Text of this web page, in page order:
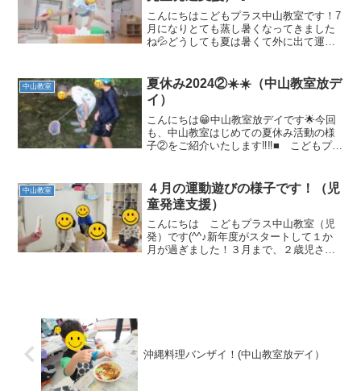
こんにちはこどもプラス中山教室です！7
月になりとても蒸し暑くなってきました
ね💦どうしても夏は暑くて外に出て運動
さん運動遊びをして体を動かしています
🏃後ろで順番を待ってい...
中山教室
夏休み2024②☀️☀️（中山教室放デ
イ）
こんにちは😁中山教室放デイです🌟今回
も、中山教室はじめての夏休み活動の様
子②をご紹介いたします‼️‼️■ こどもプラ
園と岩屋公園に行ってきました🚗冷たー
い川の水、暑さ...
中山教室
４月の運動遊びの様子です！（児
童発達支援）
こんにちは こどもプラス中山教室（児
発）です(^^♪新年度がスタートして１か
月が過ぎました！３月まで、２歳児さ
沖縄料理バンザイ！(中山教室放デイ）